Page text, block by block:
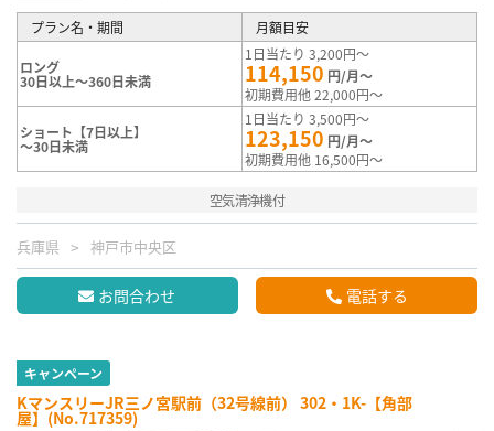
プラン名・期間 月額目安
ロング
30日以上～360日未満
1日当たり 3,200円～
114,150 円/月～
初期費用他 22,000円～
ショート【7日以上】
～30日未満
1日当たり 3,500円～
123,150 円/月～
初期費用他 16,500円～
空気清浄機付
兵庫県 神戸市中央区
お問合わせ 電話する
キャンペーン
KマンスリーJR三ノ宮駅前（32号線前） 302・1K-【角部
屋】(No.717359)